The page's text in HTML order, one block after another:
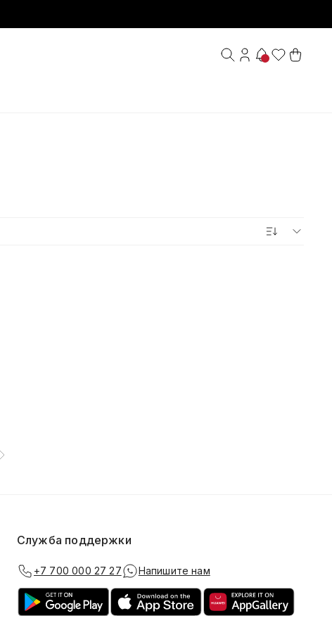
Служба поддержки
+7 700 000 27 27 Напишите нам